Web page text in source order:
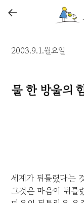
←
2003.9.1.월요일
물 한 방울의
세계가 뒤틀렸다는
그것은 마음이 뒤틀